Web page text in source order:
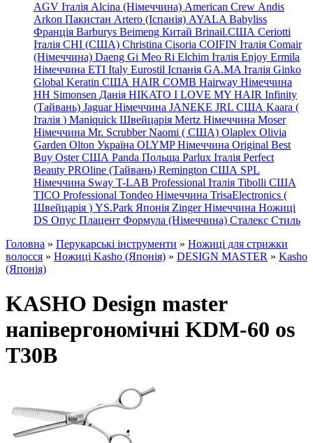
AGV Італія Alcina (Німеччина) American Crew Andis
Arkon Пакистан Artero (Іспанія) AYALA Babyliss
Франція Barburys Beimeng Китай Brinail.США Ceriotti
Італія CHI (США) Christina Cisoria COIFIN Італія Comair
(Німеччина) Daeng Gi Meo Ri Elchim Італія Enjoy Ermila
Німеччина ETI Italy Eurostil Іспанія GA.MA Італія Ginko
Global Keratin США HAIR COMB Hairway Німеччина
HH Simonsen Данія HIKATO I LOVE MY HAIR Infinity
(Тайвань) Jaguar Німеччина JANEKE JRL США Kaara (
Італія ) Maniquick Швейцарія Mertz Німеччина Moser
Німеччина Mr. Scrubber Naomi ( США) Olaplex Olivia
Garden Olton Україна OLYMP Німеччина Original Best
Buy Oster США Panda Польща Parlux Італія Perfect
Beauty PROline (Тайвань) Remington США SPL
Німеччина Sway T-LAB Professional Італія Tibolli США
TICO Professional Tondeo Німеччина TrisaElectronics (
Швейцарія ) YS.Park Японія Zinger Німеччина Ножиці
DS Опус Плацент Формула (Німеччина) Сталекс Стиль
Головна » Перукарські інструменти » Ножиці для стрижки
волосся » Ножиці Kasho (Японія) » DESIGN MASTER » Kasho
(Японія)
KASHO Design master
напівергономічні KDM-60 os
T30B